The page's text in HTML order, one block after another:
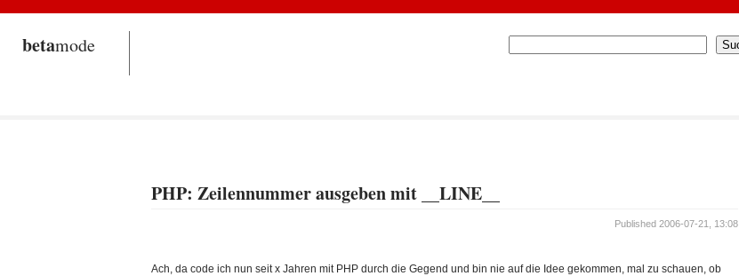
betamode
PHP: Zeilennummer ausgeben mit __LINE__
Published 2006-07-21, 13:08
Ach, da code ich nun seit x Jahren mit PHP durch die Gegend und bin nie auf die Idee gekommen, mal zu schauen, ob